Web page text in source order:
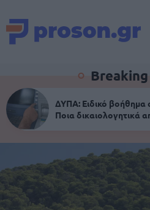
ΔΥΠΑ: Ειδικό βοήθημα
Ποια δικαιολογητικά